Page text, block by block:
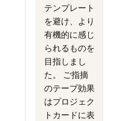
テンプレート
を避け、より
有機的に感じ
られるものを
目指しまし
た。 ご指摘
のテープ効果
はプロジェク
トカードに表